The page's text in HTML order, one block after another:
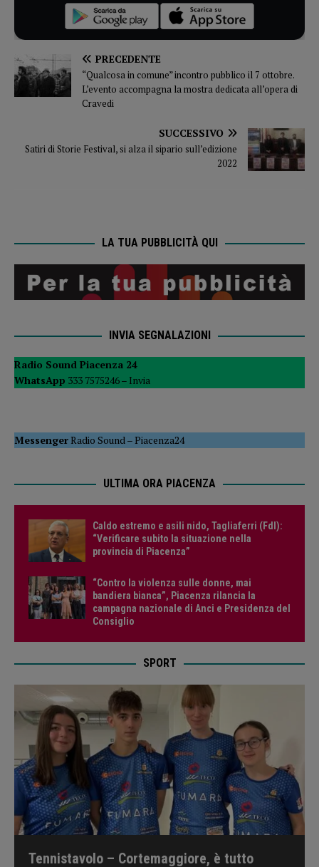
PRECEDENTE
“Qualcosa in comune” incontro pubblico il 7 ottobre.
L’evento accompagna la mostra dedicata all’opera di
Cravedi
SUCCESSIVO
Satiri di Storie Festival, si alza il sipario sull’edizione
2022
LA TUA PUBBLICITÀ QUI
INVIA SEGNALAZIONI
Radio Sound Piacenza 24
WhatsApp 333 7575246 – Invia
MessengerRadio Sound–Piacenza24
ULTIMA ORA PIACENZA
Caldo estremo e asili nido, Tagliaferri (FdI):
“Verificare subito la situazione nella
provincia di Piacenza”
“Contro la violenza sulle donne, mai
bandiera bianca”, Piacenza rilancia la
campagna nazionale di Anci e Presidenza del
Consiglio
SPORT
Tennistavolo – Cortemaggiore, è tutto